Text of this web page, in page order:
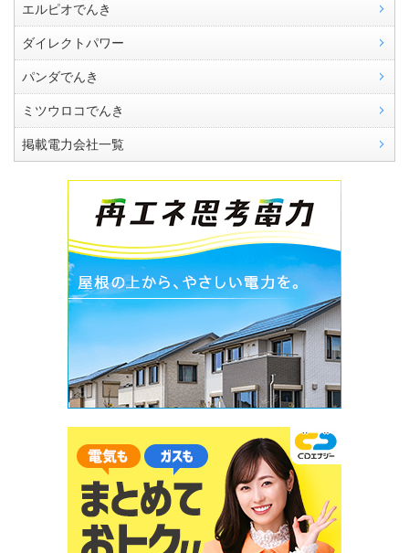
エルピオでんき
ダイレクトパワー
パンダでんき
ミツウロコでんき
掲載電力会社一覧